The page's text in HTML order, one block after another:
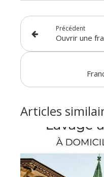
Précédent
Ouvrir une
Articles